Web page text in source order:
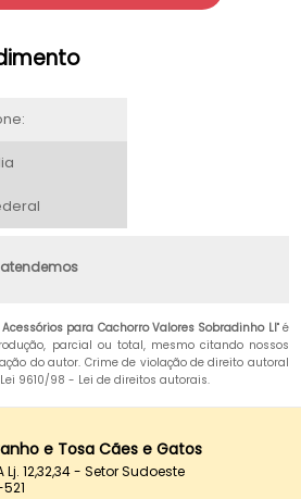
para Cachorro Valores Sobradinho Ll" é
parcial ou total, mesmo citando nossos
do autor. Crime de violação de direito autoral
Lei 9610/98 - Lei de direitos autorais.
e Tosa Cães e Gatos
Lj. 12,32,34 - Setor Sudoeste